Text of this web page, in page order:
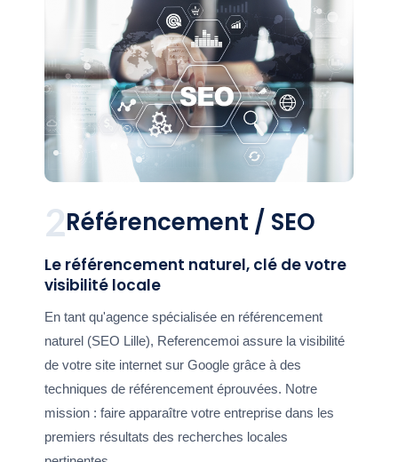
2Référencement / SEO
Le référencement naturel, clé de votre
visibilité locale
En tant qu'agence spécialisée en référencement
naturel (SEO Lille), Referencemoi assure la visibilité
de votre site internet sur Google grâce à des
techniques de référencement éprouvées. Notre
mission : faire apparaître votre entreprise dans les
premiers résultats des recherches locales